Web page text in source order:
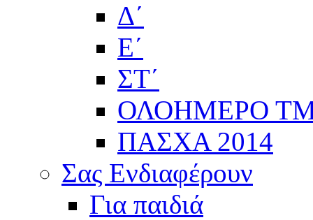
Δ΄
Ε΄
ΣΤ΄
ΟΛΟΗΜΕΡΟ
ΠΑΣΧΑ 2014
Σας Ενδιαφέρουν
Για παιδιά